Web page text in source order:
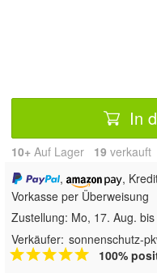
In
10+ Auf Lager 19 verkauft
,
,
Vorkasse per Überweisung
Zustellung: Mo, 17. Aug.
Verkäufer: sonnenschutz-
100%